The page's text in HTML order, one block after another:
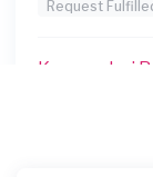
Request
Kurang dari